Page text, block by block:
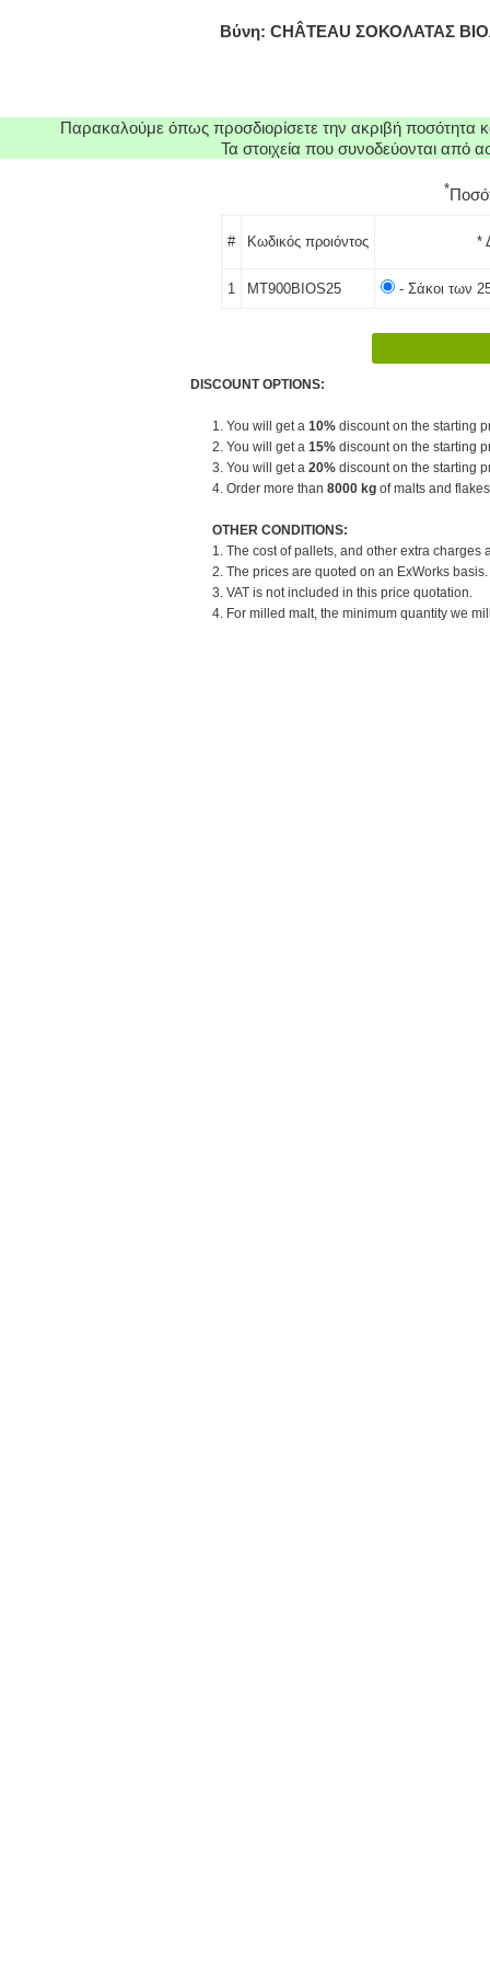
Βύνη: CHÂTEAU ΣΟΚΟΛΑΤΑΣ
Παρακαλούμε όπως προσδιορίσετε την ακριβή ποσότητα
Τα στοιχεία που συνοδεύονται από
*
# Κωδικός προιόντος *
1 MT900BIOS25 - Σάκοι των
DISCOUNT OPTIONS:
1. You will get a 10% discount on the starting
2. You will get a 15% discount on the starting
3. You will get a 20% discount on the starting
4. Order more than 8000 kg of malts and
OTHER CONDITIONS:
1. The cost of pallets, and other extra
2. The prices are quoted on an ExWorks
3. VAT is not included in this price quotation.
4. For milled malt, the minimum quantity we